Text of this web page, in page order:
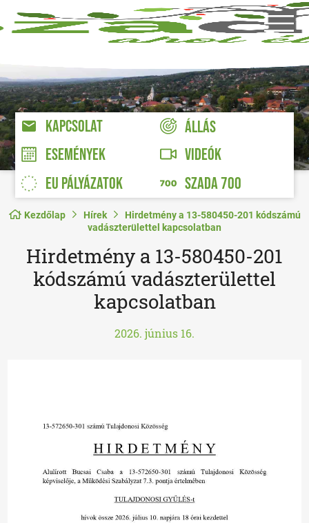
KAPCSOLAT
ÁLLÁS
ESEMÉNYEK
VIDEÓK
EU PÁLYÁZATOK
SZADA 700
Kezdőlap Hírek
Hirdetmény a 13-580450-201 kódszámú
vadászterülettel kapcsolatban
Hirdetmény a 13-580450-201
kódszámú vadászterülettel
kapcsolatban
2026. június 16.